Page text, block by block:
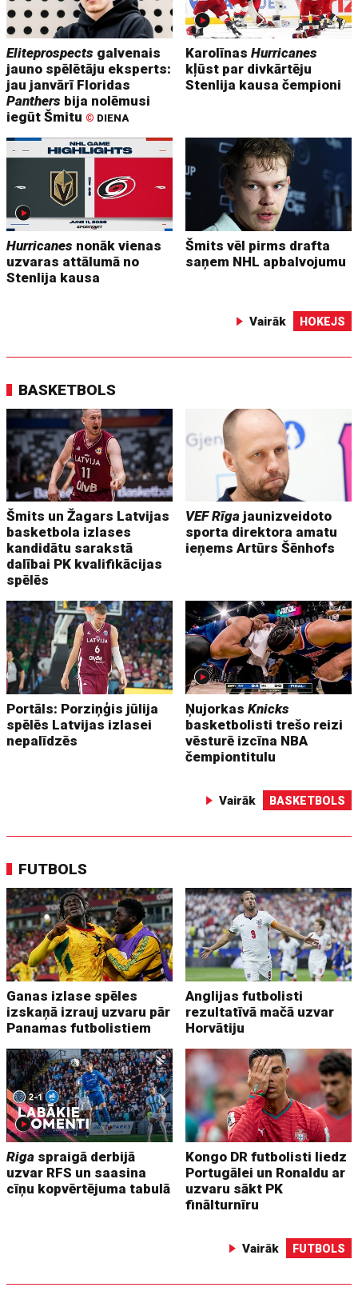
Eliteprospects galvenais
jauno spēlētāju eksperts:
jau janvārī Floridas
Panthers bija nolēmusi
iegūt Šmitu © DIENA
KarolīnasHurricanes
kļūst par divkārtēju
Stenlija kausa čempioni
Hurricanes nonāk vienas
uzvaras attālumā no
Stenlija kausa
Šmits vēl pirms drafta
saņem NHL apbalvojumu
Vairāk HOKEJS
BASKETBOLS
Šmits un Žagars Latvijas
basketbola izlases
kandidātu sarakstā
dalībai PK kvalifikācijas
spēlēs
VEF Rīga jaunizveidoto
sporta direktora amatu
ieņems Artūrs Šēnhofs
Portāls: Porziņģis jūlija
spēlēs Latvijas izlasei
nepalīdzēs
ŅujorkasKnicks
basketbolisti trešo reizi
vēsturē izcīna NBA
čempiontitulu
Vairāk BASKETBOLS
FUTBOLS
Ganas izlase spēles
izskaņā izrauj uzvaru pār
Panamas futbolistiem
Anglijas futbolisti
rezultatīvā mačā uzvar
Horvātiju
Riga spraigā derbijā
uzvar RFS un saasina
cīņu kopvērtējuma tabulā
Kongo DR futbolisti liedz
Portugālei un Ronaldu ar
uzvaru sākt PK
finālturnīru
Vairāk FUTBOLS